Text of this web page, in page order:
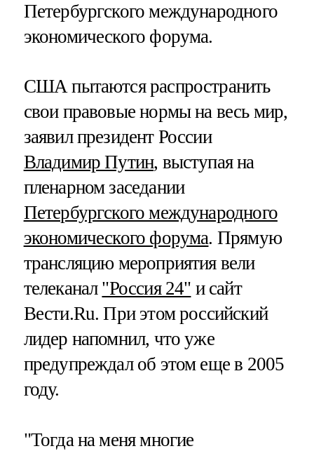
Петербургского международного
экономического форума.
США пытаются распространить
свои правовые нормы на весь мир,
заявил президент России
Владимир Путин, выступая на
пленарном заседании
Петербургского международного
экономического форума. Прямую
трансляцию мероприятия вели
телеканал "Россия 24" и сайт
Вести.Ru. При этом российский
лидер напомнил, что уже
предупреждал об этом еще в 2005
году.
"Тогда на меня многие